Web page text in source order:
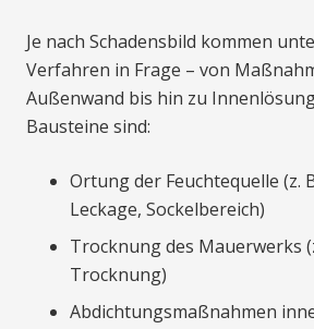
Je nach Schadensbild kommen
Verfahren in Frage – von
Außenwand bis hin zu
Bausteine sind:
Ortung der Feuchtequelle (z.
Leckage, Sockelbereich)
Trocknung des Mauerwerks
Trocknung)
Abdichtungsmaßnahmen